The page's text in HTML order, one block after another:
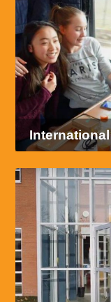
International